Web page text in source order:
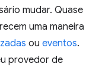
mudar. Quase
uma maneira
ou eventos.
provedor de